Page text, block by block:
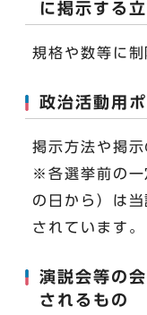
に掲示する
規格や数等に制
政治活動用
掲示方法や掲示
※各選挙前の一
の日から）は
されています。
演説会等の
されるもの